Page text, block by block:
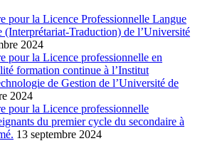
pour la Licence Professionnelle Langue
(Interprétariat-Traduction) de l’Université
2024
pour la Licence professionnelle en
formation continue à l’Institut
de Gestion de l’Université de
2024
pour la Licence professionnelle
du premier cycle du secondaire à
13 septembre 2024